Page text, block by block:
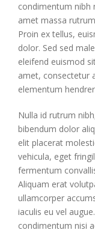
condimentum nibh
amet massa
Proin ex tellus,
dolor. Sed sed
eleifend euismod
amet, consectetur
elementum
Nulla id rutrum
bibendum dolor
elit placerat
vehicula, eget
fermentum
Aliquam erat
ullamcorper
iaculis eu vel
condimentum nisi